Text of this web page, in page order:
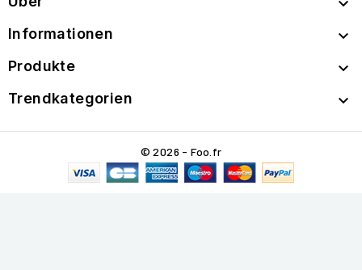

Informationen 
Produkte 
Trendkategorien 
© 2026 - Foo.fr